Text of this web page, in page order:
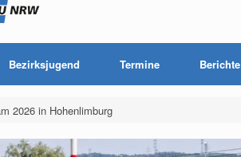
Bezirksjugend Termine Berichte
2026 in Hohenlimburg